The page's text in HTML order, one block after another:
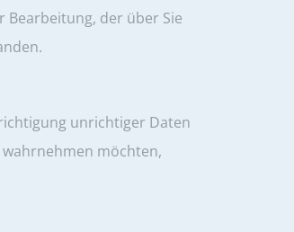
Bearbeitung, der über Sie
unrichtiger Daten
möchten,